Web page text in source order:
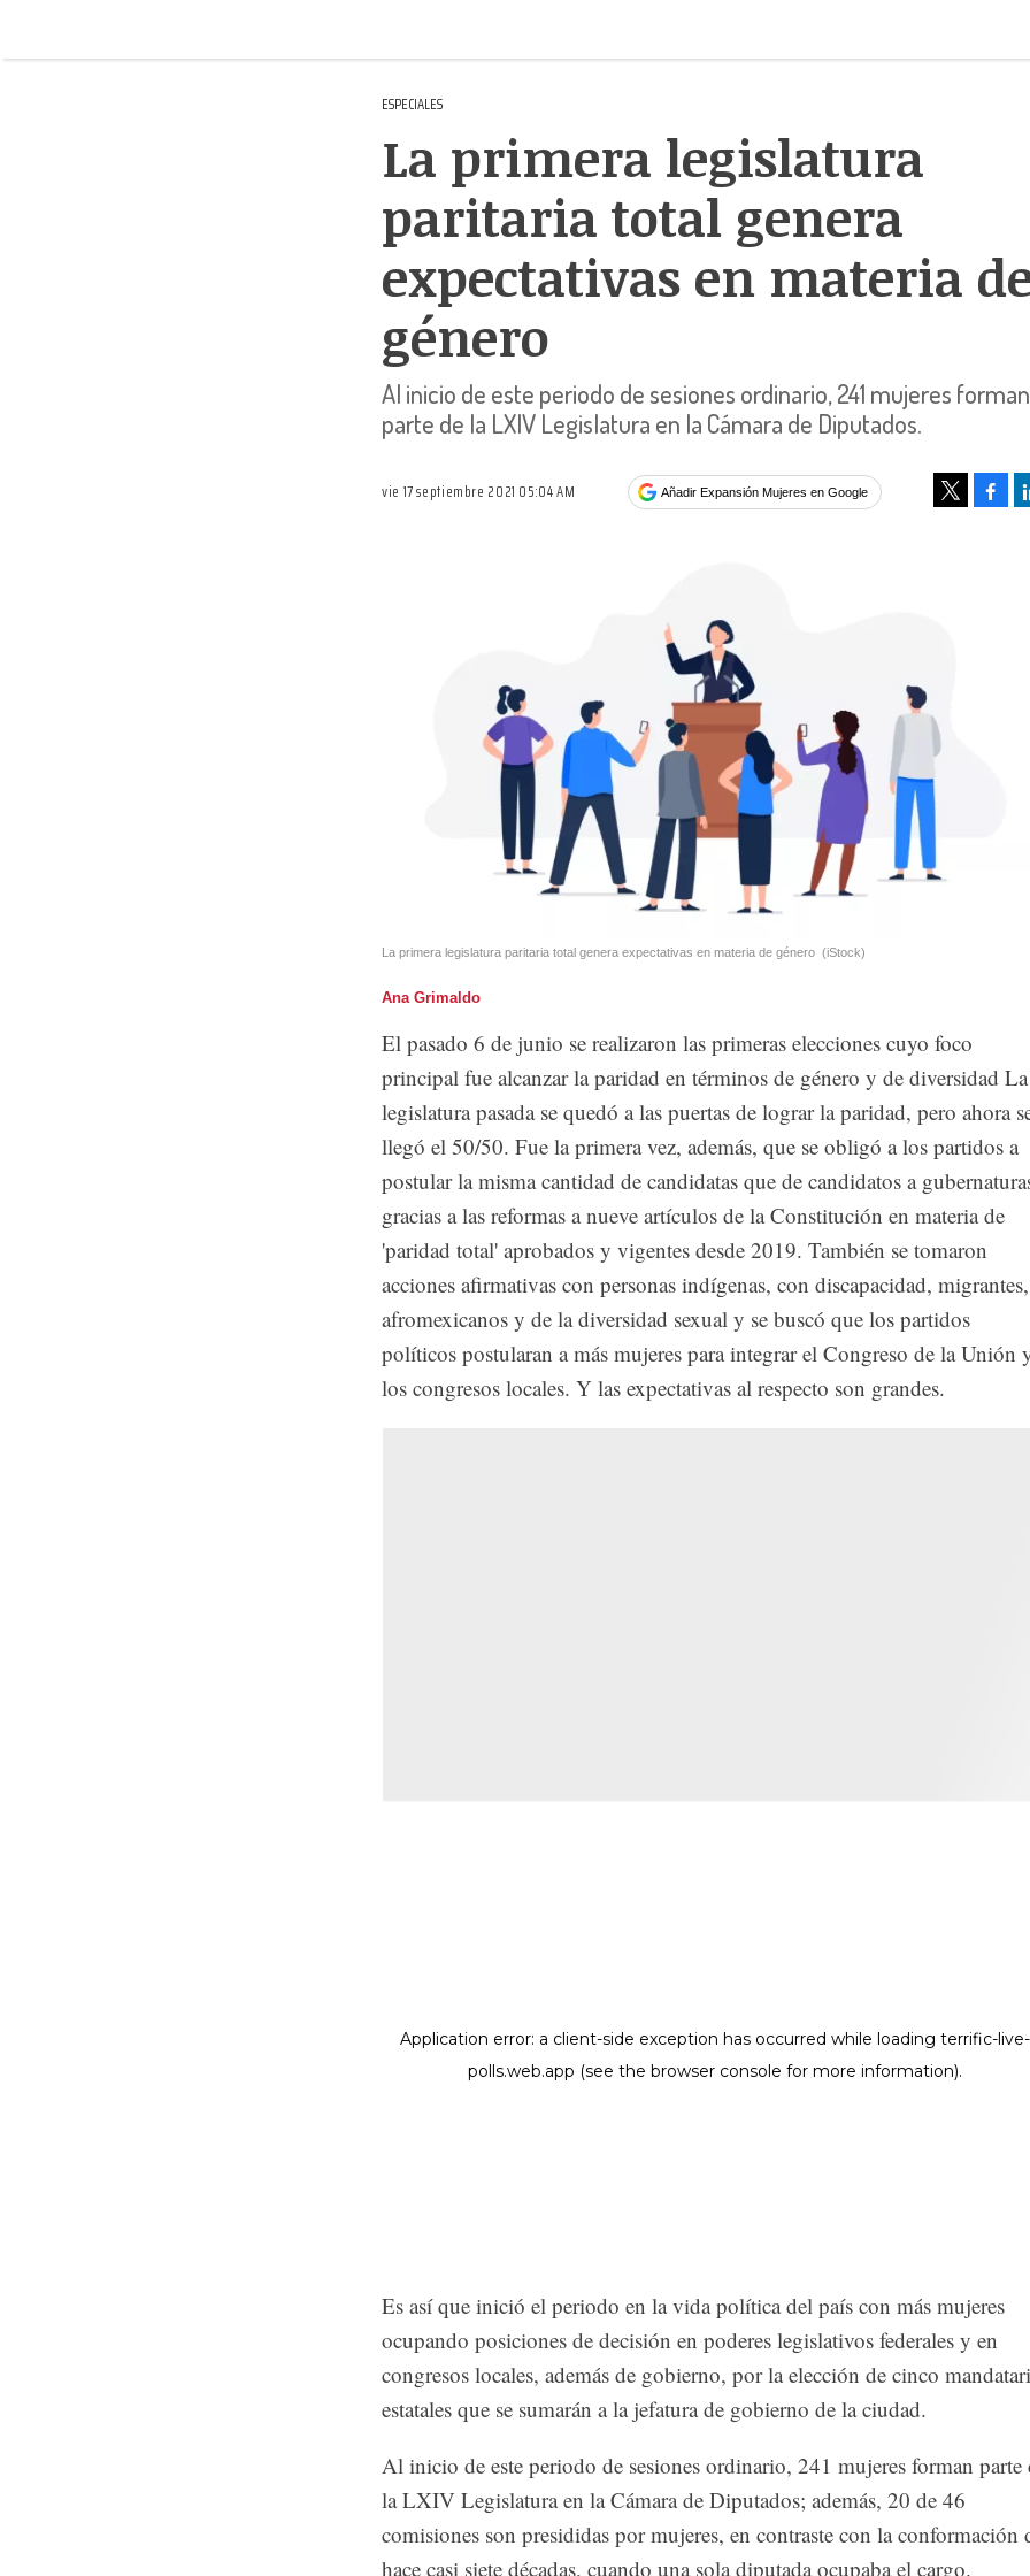
ESPECIALES
La primera legislatura
paritaria total genera
expectativas en materia
género
Al inicio de este periodo de sesiones ordinario, 241 mujeres forman
parte de la LXIV Legislatura en la Cámara de Diputados.
vie 17 septiembre 2021 05:04 AM Añadir Expansión Mujeres en Google
La primera legislatura paritaria total genera expectativas en materia de género (iStock)
Ana Grimaldo
El pasado 6 de junio se realizaron las primeras elecciones cuyo foco
principal fue alcanzar la paridad en términos de género y de diversidad La
legislatura pasada se quedó a las puertas de lograr la paridad, pero ahora
llegó el 50/50. Fue la primera vez, además, que se obligó a los partidos a
postular la misma cantidad de candidatas que de candidatos a
gracias a las reformas a nueve artículos de la Constitución en materia de
'paridad total' aprobados y vigentes desde 2019. También se tomaron
acciones afirmativas con personas indígenas, con discapacidad, migrantes,
afromexicanos y de la diversidad sexual y se buscó que los partidos
políticos postularan a más mujeres para integrar el Congreso de la Unión
los congresos locales. Y las expectativas al respecto son grandes.
Es así que inició el periodo en la vida política del país con más mujeres
ocupando posiciones de decisión en poderes legislativos federales y en
congresos locales, además de gobierno, por la elección de cinco
estatales que se sumarán a la jefatura de gobierno de la ciudad.
Al inicio de este periodo de sesiones ordinario, 241 mujeres forman parte
la LXIV Legislatura en la Cámara de Diputados; además, 20 de 46
comisiones son presididas por mujeres, en contraste con la conformación
hace casi siete décadas, cuando una sola diputada ocupaba el cargo.